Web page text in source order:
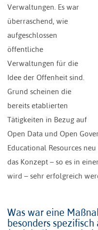
Verwaltungen. Es war
überraschend, wie
aufgeschlossen
öffentliche
Verwaltungen für die
Idee der Offenheit sind.
Grund scheinen die
bereits etablierten
Tätigkeiten in Bezug auf
Open Data und Open
Educational Resources
das Konzept – so es in
wird – sehr erfolgreich
Was war eine
besonders